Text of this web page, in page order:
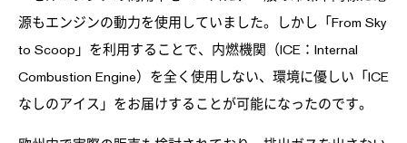
源もエンジンの動力を使用していました。しかし「From Sky
to Scoop」を利用することで、内燃機関（ICE：Internal
Combustion Engine）を全く使用しない、環境に優しい「ICE
なしのアイス」をお届けすることが可能になったのです。